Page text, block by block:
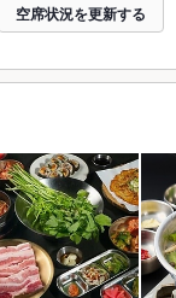
空席状況を更新する